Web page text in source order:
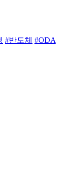
#반도체 #ODA